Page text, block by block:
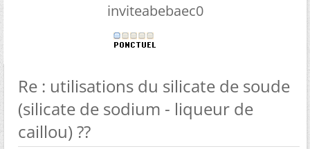
inviteabebaec0
Re : utilisations du silicate de soude
(silicate de sodium - liqueur de
caillou) ??